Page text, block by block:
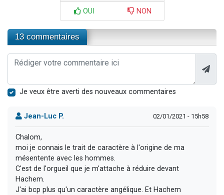
OUI NON
13 commentaires
Je veux être averti des nouveaux commentaires
Jean-Luc P. 02/01/2021 - 15h58
Chalom,
moi je connais le trait de caractère à l'origine de ma
mésentente avec les hommes.
C'est de l'orgueil que je m'attache à réduire devant
Hachem.
J'ai bcp plus qu'un caractère angélique. Et Hachem